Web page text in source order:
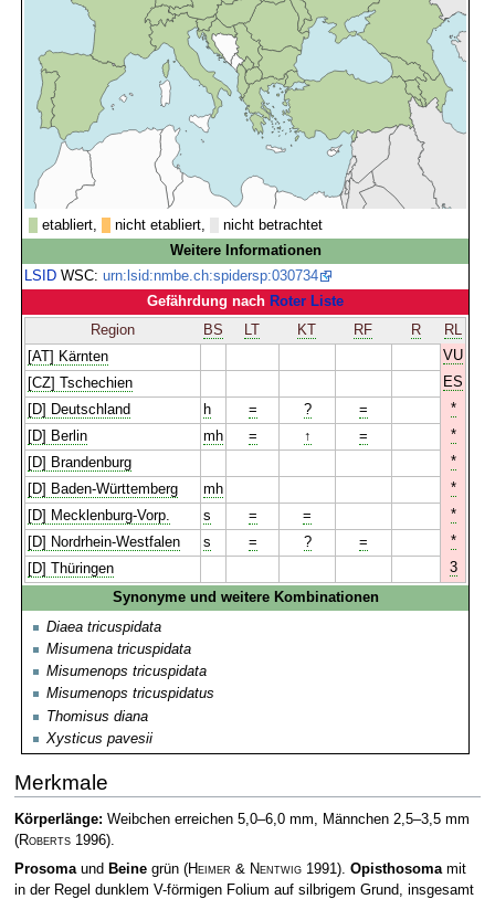
etabliert, nicht etabliert,
nicht betrachtet
Weitere Informationen
LSID WSC:urn:lsid:nmbe.ch:spidersp:030734
Gefährdung nach Roter Liste
Region
BS LT KT RF R
RL
[AT] Kärnten
VU
[CZ] Tschechien
ES
[D] Deutschland
h = ? =
*
[D] Berlin
mh = ↑ =
*
[D] Brandenburg
*
[D] Baden-Württemberg
mh
*
[D] Mecklenburg-Vorp.
s = =
*
[D] Nordrhein-Westfalen
s = ? =
*
[D] Thüringen
3
Synonyme und weitere Kombinationen
Diaea tricuspidata
Misumena tricuspidata
Misumenops tricuspidata
Misumenops tricuspidatus
Thomisus diana
Xysticus pavesii
Merkmale
Körperlänge: Weibchen erreichen 5,0–6,0 mm, Männchen 2,5–3,5 mm
(Roberts1996).
Prosomaund Beinegrün (Heimer & Nentwig1991). Opisthosomamit
in der Regel dunklem V-förmigen Folium auf silbrigem Grund, insgesamt